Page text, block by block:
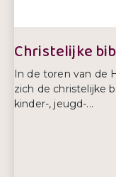
Christelijke
In de toren van de
zich de christelijke
kinder-, jeugd-...